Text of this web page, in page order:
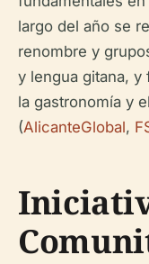
largo del año se
renombre y
y lengua gitana, y
la gastronomía y
(AlicanteGlobal,